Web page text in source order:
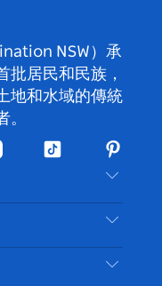
NSW）承
批居民和民族，
地和水域的傳統
。
抖